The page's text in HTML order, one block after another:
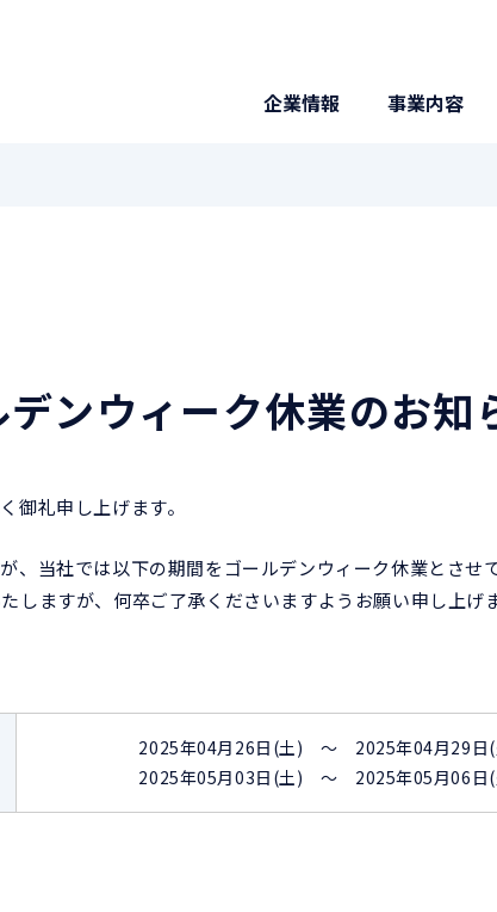
企業情報 事業内容
ンウィーク休業のお知
御礼申し上げます。
、当社では以下の期間をゴールデンウィーク休業とさせ
しますが、何卒ご了承くださいますようお願い申し上げま
2025年04月26日(土) ～ 2025年04月29
2025年05月03日(土) ～ 2025年05月06